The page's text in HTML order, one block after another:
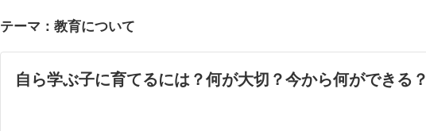
テーマ：教育について
自ら学ぶ子に育てるには？何が大切？今から何ができる？